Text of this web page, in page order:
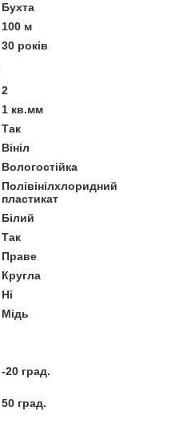
Бухта
100 м
30 років
2
1 кв.мм
Так
Вініл
Вологостійка
Полівінілхлоридний
пластикат
Білий
Так
Праве
Кругла
Ні
Мідь
-20 град.
50 град.